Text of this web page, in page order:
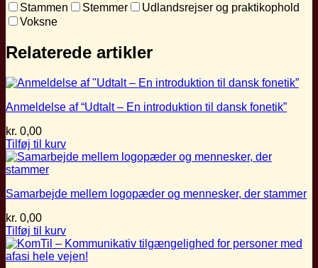
Stammen
Stemmer
Udlandsrejser og praktikophold
Voksne
Relaterede artikler
Anmeldelse af “Udtalt – En introduktion til dansk fonetik”
kr. 0,00
Tilføj til kurv
Samarbejde mellem logopæder og mennesker, der stammer
kr. 0,00
Tilføj til kurv